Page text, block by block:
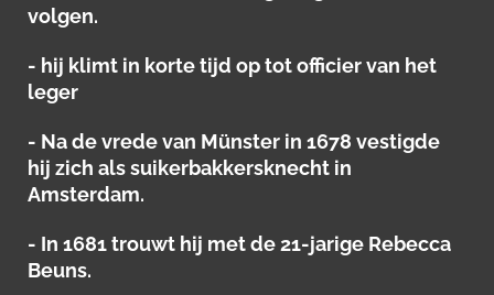
volgen.
- hij klimt in korte tijd op tot officier van het
leger
- Na de vrede van Münster in 1678 vestigde
hij zich als suikerbakkersknecht in
Amsterdam.
- In 1681 trouwt hij met de 21-jarige Rebecca
Beuns.